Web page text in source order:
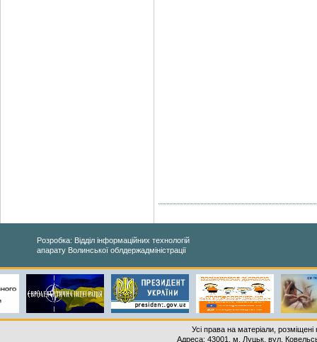
Розробка: Відділ інформаційних технологій
апарату Волинської облдержадміністрації
Усі права на матеріали,
Адреса: 43001, м. Луцьк, вул.